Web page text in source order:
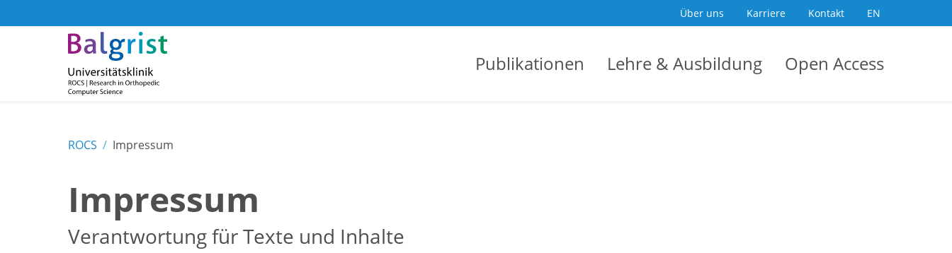
Über uns Karriere Kontakt EN
Publikationen Lehre & Ausbildung Open Access
ROCS Impressum
Impressum
Verantwortung für Texte und Inhalte